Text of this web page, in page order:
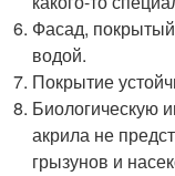
Фасад,
водой.
Покрытие
Биологическую
акрила не
грызунов и